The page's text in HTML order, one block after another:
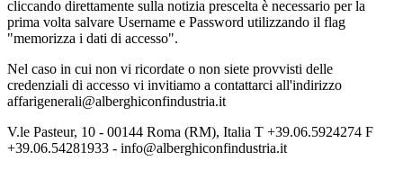
cliccando direttamente sulla notizia prescelta è necessario per la
prima volta salvare Username e Password utilizzando il flag
"memorizza i dati di accesso".
Nel caso in cui non vi ricordate o non siete provvisti delle
credenziali di accesso vi invitiamo a contattarci all'indirizzo
affarigenerali@alberghiconfindustria.it
V.le Pasteur, 10 - 00144 Roma (RM), Italia T +39.06.5924274 F
+39.06.54281933 - info@alberghiconfindustria.it